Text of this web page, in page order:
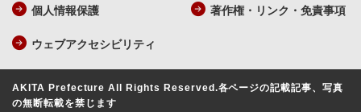
個人情報保護 著作権・リンク・免責事項
ウェブアクセシビリティ
AKITA Prefecture All Rights Reserved.各ページの記載記事、写真
の無断転載を禁じます